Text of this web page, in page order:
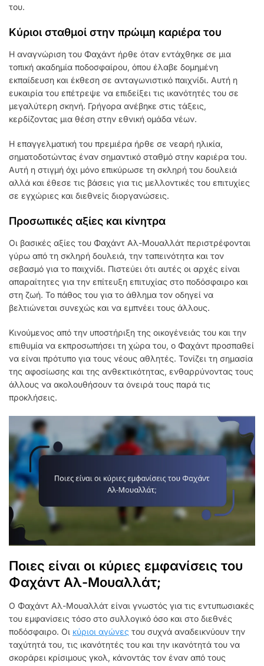
του.
Κύριοι σταθμοί στην πρώιμη καριέρα του
Η αναγνώριση του Φαχάντ ήρθε όταν εντάχθηκε σε μια
τοπική ακαδημία ποδοσφαίρου, όπου έλαβε δομημένη
εκπαίδευση και έκθεση σε ανταγωνιστικό παιχνίδι. Αυτή η
ευκαιρία του επέτρεψε να επιδείξει τις ικανότητές του σε
μεγαλύτερη σκηνή. Γρήγορα ανέβηκε στις τάξεις,
κερδίζοντας μια θέση στην εθνική ομάδα νέων.
Η επαγγελματική του πρεμιέρα ήρθε σε νεαρή ηλικία,
σηματοδοτώντας έναν σημαντικό σταθμό στην καριέρα του.
Αυτή η στιγμή όχι μόνο επικύρωσε τη σκληρή του δουλειά
αλλά και έθεσε τις βάσεις για τις μελλοντικές του επιτυχίες
σε εγχώριες και διεθνείς διοργανώσεις.
Προσωπικές αξίες και κίνητρα
Οι βασικές αξίες του Φαχάντ Αλ-Μουαλλάτ περιστρέφονται
γύρω από τη σκληρή δουλειά, την ταπεινότητα και τον
σεβασμό για το παιχνίδι. Πιστεύει ότι αυτές οι αρχές είναι
απαραίτητες για την επίτευξη επιτυχίας στο ποδόσφαιρο και
στη ζωή. Το πάθος του για το άθλημα τον οδηγεί να
βελτιώνεται συνεχώς και να εμπνέει τους άλλους.
Κινούμενος από την υποστήριξη της οικογένειάς του και την
επιθυμία να εκπροσωπήσει τη χώρα του, ο Φαχάντ προσπαθεί
να είναι πρότυπο για τους νέους αθλητές. Τονίζει τη σημασία
της αφοσίωσης και της ανθεκτικότητας, ενθαρρύνοντας τους
άλλους να ακολουθήσουν τα όνειρά τους παρά τις
προκλήσεις.
Ποιες είναι οι κύριες εμφανίσεις του
Φαχάντ Αλ-Μουαλλάτ;
Ο Φαχάντ Αλ-Μουαλλάτ είναι γνωστός για τις εντυπωσιακές
του εμφανίσεις τόσο στο συλλογικό όσο και στο διεθνές
ποδόσφαιρο. Οι κύριοι αγώνες του συχνά αναδεικνύουν την
ταχύτητά του, τις ικανότητές του και την ικανότητά του να
σκοράρει κρίσιμους γκολ, κάνοντάς τον έναν από τους